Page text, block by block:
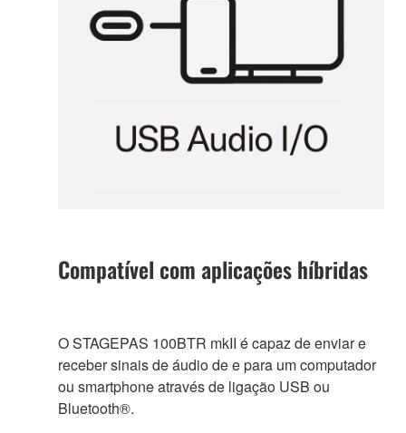
Compatível com aplicações híbridas
O STAGEPAS 100BTR mkII é capaz de enviar e
receber sinais de áudio de e para um computador
ou smartphone através de ligação USB ou
Bluetooth®.